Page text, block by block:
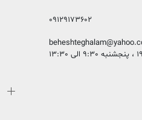
09129173602